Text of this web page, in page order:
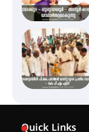
Quick Links